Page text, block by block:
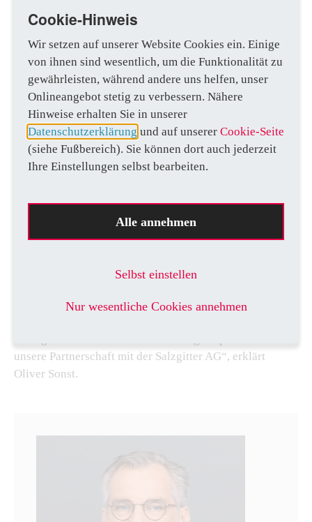
den Aufbau eines internationalen Green-Steel-Netzwerks
mit den Werken früh abgesichert: „Wir können jegliche
Kundenbedarfe abdecken, egal ob physisch grüner Stahl
nachgefragt oder ein bilanzielles Verfahren verwendet
wird“, erklärt Oliver Sonst. „Wenn Kunden heute mit
Green Steel starten möchten, können wir liefern – vom
physischen Produkt bis hin zu verwertbaren
Informationen über Emissionen, etwa für das Scope-3-
Reporting oder die CBAM-Regulatorik“, führt Oliver
sondern zugleich Vermittler von Information, Vertrauen
und Planungssicherheit.
das Stahl-Service-Center verlässliche Partner. „Die
regionale Nähe, die klare Überzeugung, mit der die
unsere Partnerschaft mit der Salzgitter AG“, erklärt
Oliver Sonst.
Cookie-Hinweis
Wir setzen auf unserer Website Cookies ein. Einige
von ihnen sind wesentlich, um die Funktionalität zu
gewährleisten, während andere uns helfen, unser
Onlineangebot stetig zu verbessern. Nähere
Hinweise erhalten Sie in unserer
Datenschutzerklärung und auf unserer Cookie-Seite
(siehe Fußbereich). Sie können dort auch jederzeit
Ihre Einstellungen selbst bearbeiten.
Alle annehmen
Selbst einstellen
Nur wesentliche Cookies annehmen